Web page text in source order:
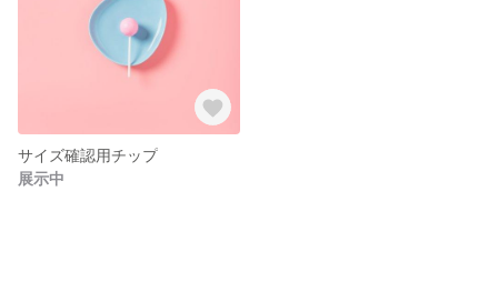
サイズ確認用チップ
展示中